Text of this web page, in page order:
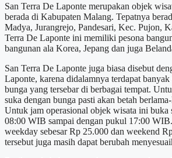
San Terra De Laponte merupakan objek
berada di Kabupaten Malang. Tepatnya
Madya, Jurangrejo, Pandesari, Kec. Pujon,
Terra De Laponte ini memiliki pesona
bangunan ala Korea, Jepang dan juga
San Terra De Laponte juga biasa disebut
Laponte, karena didalamnya terdapat
bunga yang tersebar di berbagai tempat.
suka dengan bunga pasti akan betah
Untuk jam operasional objek wisata ini buka
08:00 WIB sampai dengan pukul 17:00
weekday sebesar Rp 25.000 dan weekend
tersebut juga masih dapat berubah